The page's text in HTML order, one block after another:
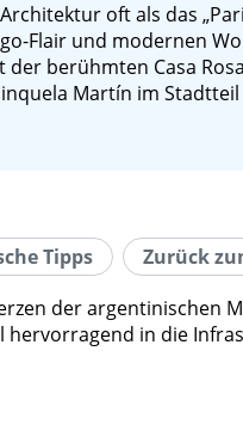
oft als das
Flair und modernen
berühmten Casa
Martín im
Tipps
Zurück
der argentinischen
hervorragend in die